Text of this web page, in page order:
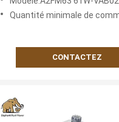
Quantité minimale de
CONTACTEZ